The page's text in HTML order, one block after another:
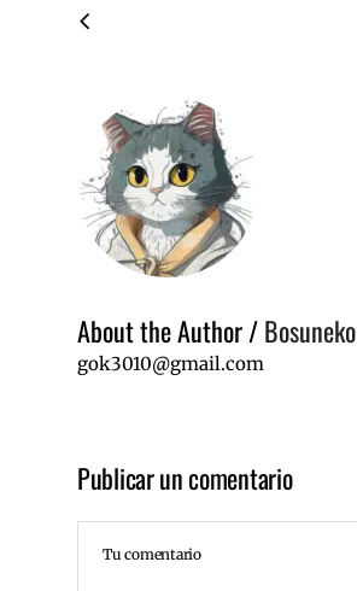
About the Author/Bosuneko
gok3010@gmail.com
Publicar un comentario